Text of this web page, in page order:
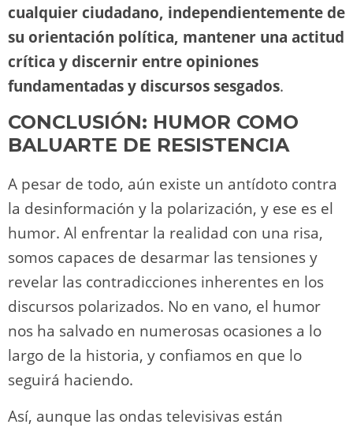
cualquier ciudadano, independientemente de
su orientación política, mantener una actitud
crítica y discernir entre opiniones
fundamentadas y discursos sesgados.
CONCLUSIÓN: HUMOR COMO
BALUARTE DE RESISTENCIA
A pesar de todo, aún existe un antídoto contra
la desinformación y la polarización, y ese es el
humor. Al enfrentar la realidad con una risa,
somos capaces de desarmar las tensiones y
revelar las contradicciones inherentes en los
discursos polarizados. No en vano, el humor
nos ha salvado en numerosas ocasiones a lo
largo de la historia, y confiamos en que lo
seguirá haciendo.
Así, aunque las ondas televisivas están